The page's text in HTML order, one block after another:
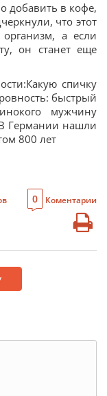
добавить в кофе,
что этот
а если
он станет еще
спичку
быстрый
мужчину
Германии нашли
800 лет
0 Коментарии